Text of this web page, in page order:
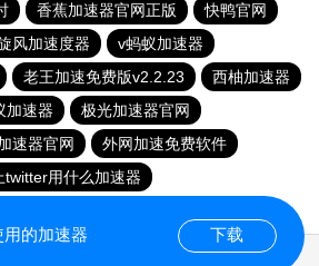
香蕉加速器官网正版
快鸭官网
风加速度器
v蚂蚁加速器
老王加速免费版v2.2.23
西柚加速器
加速器
极光加速器官网
速器官网
外网加速免费软件
twitter用什么加速器
的加速器 下载